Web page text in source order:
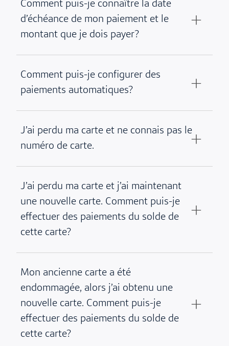
Comment puis-je connaître la date
d’échéance de mon paiement et le
montant que je dois payer?
Comment puis-je configurer des
paiements automatiques?
J’ai perdu ma carte et ne connais pas le
numéro de carte.
J’ai perdu ma carte et j’ai maintenant
une nouvelle carte. Comment puis-je
effectuer des paiements du solde de
cette carte?
Mon ancienne carte a été
endommagée, alors j’ai obtenu une
nouvelle carte. Comment puis-je
effectuer des paiements du solde de
cette carte?